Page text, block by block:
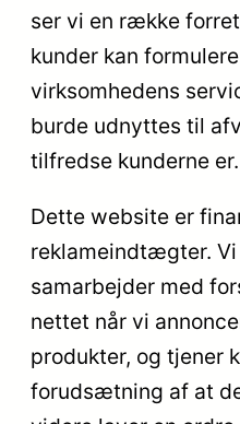
ser vi en række
kunder kan
virksomhedens
burde udnyttes til
tilfredse kunderne er.
Dette website er
reklameindtægter.
samarbejder med
nettet når vi
produkter, og tjener
forudsætning af at